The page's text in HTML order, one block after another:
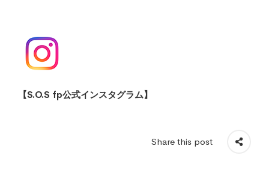
【S.O.S fp公式インスタグラム】
Share this post